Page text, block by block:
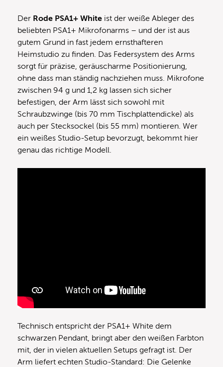
Der Rode PSA1+ White ist der weiße Ableger des
beliebten PSA1+ Mikrofonarms – und der ist aus
gutem Grund in fast jedem ernsthafteren
Heimstudio zu finden. Das Federsystem des Arms
sorgt für präzise, geräuscharme Positionierung,
ohne dass man ständig nachziehen muss. Mikrofone
zwischen 94 g und 1,2 kg lassen sich sicher
befestigen, der Arm lässt sich sowohl mit
Schraubzwinge (bis 70 mm Tischplattendicke) als
auch per Stecksockel (bis 55 mm) montieren. Wer
ein weißes Studio-Setup bevorzugt, bekommt hier
genau das richtige Modell.
Technisch entspricht der PSA1+ White dem
schwarzen Pendant, bringt aber den weißen Farbton
mit, der in vielen aktuellen Setups gefragt ist. Der
Arm liefert echten Studio-Standard: Die Gelenke